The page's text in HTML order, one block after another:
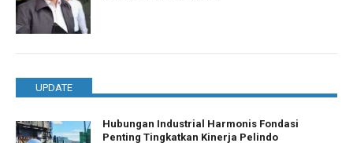
UPDATE
Hubungan Industrial Harmonis Fondasi
Penting Tingkatkan Kinerja Pelindo